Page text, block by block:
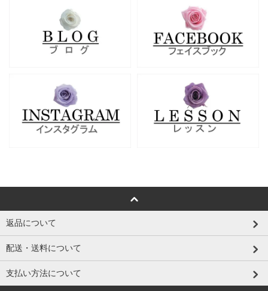
返品について
配送・送料について
支払い方法について